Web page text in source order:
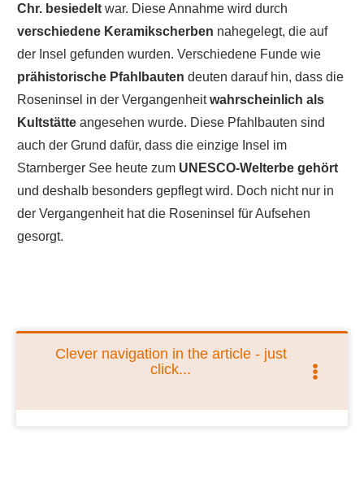
Chr. besiedelt war. Diese Annahme wird durch
verschiedene Keramikscherben nahegelegt, die auf
der Insel gefunden wurden. Verschiedene Funde wie
prähistorische Pfahlbauten deuten darauf hin, dass die
Roseninsel in der Vergangenheitwahrscheinlich als
Kultstätte angesehen wurde. Diese Pfahlbauten sind
auch der Grund dafür, dass die einzige Insel im
Starnberger See heute zum UNESCO-Welterbe gehört
und deshalb besonders gepflegt wird. Doch nicht nur in
der Vergangenheit hat die Roseninsel für Aufsehen
gesorgt.
Clever navigation in the article - just
click...